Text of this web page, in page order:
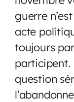
guerre
acte
toujours
participent.
question